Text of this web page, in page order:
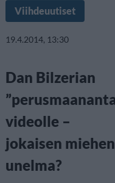
Viihdeuutiset
19.4.2014, 13:30
Dan Bilzerian
videolle –
jokaisen miehen
unelma?